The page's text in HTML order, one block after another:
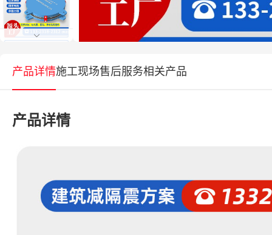
产品详情施工现场售后服务相关产品
产品详情